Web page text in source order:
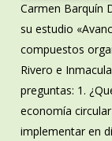
Carmen Barquín
su estudio
compuestos
Rivero e
preguntas: 1.
economía
implementar en